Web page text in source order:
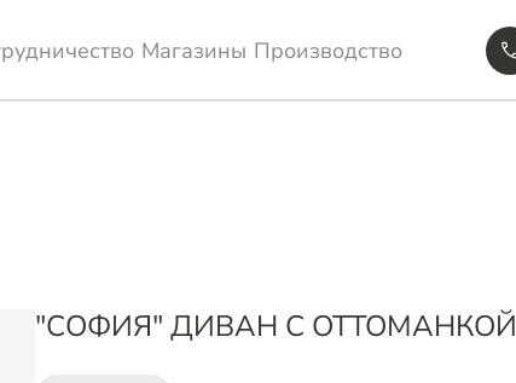
Магазины Производство
"СОФИЯ" ДИВАН С ОТТОМАНКОЙ